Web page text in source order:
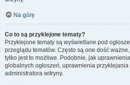
Na górę
Co to są przyklejone tematy?
Przyklejone tematy są wyświetlane pod
przeglądu tematów. Często są one dość
tylko jest to możliwe. Podobnie, jak
globalnych ogłoszeń, uprawnienia
administratora witryny.